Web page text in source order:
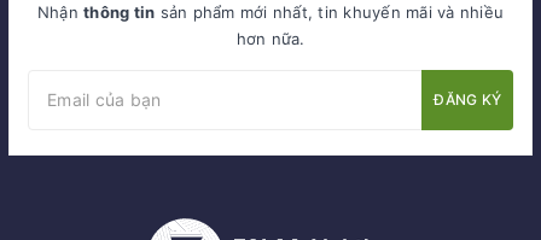
Nhậnthông tin sản phẩm mới nhất, tin khuyến mãi và nhiều
hơn nữa.
ĐĂNG KÝ